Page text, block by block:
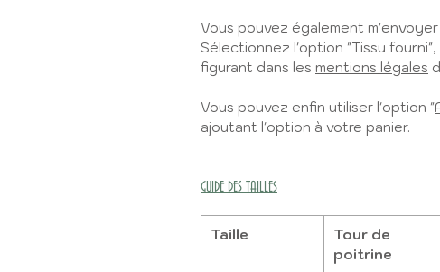
Vous pouvez également
Sélectionnez l'option "Tissu
figurant dans les mentions légales
Vous pouvez enfin utiliser l'option "
ajoutant l'option à votre panier.
GUIDE DES TAILLES
Taille
Tour de
poitrine